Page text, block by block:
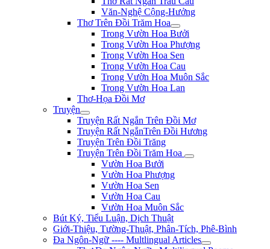
Văn-Nghệ Cộng-Hưởng
Thơ Trên Đồi Trăm Hoa
Trong Vườn Hoa Bưởi
Trong Vườn Hoa Phượng
Trong Vườn Hoa Sen
Trong Vườn Hoa Cau
Trong Vườn Hoa Muôn Sắc
Trong Vườn Hoa Lan
Thơ-Họa Đồi Mơ
Truyện
Truyện Rất Ngắn Trên Đồi Mơ
Truyện Rất NgắnTrên Đồi Hương
Truyện Trên Đồi Trăng
Truyện Trên Đồi Trăm Hoa
Vườn Hoa Bưởi
Vườn Hoa Phượng
Vườn Hoa Sen
Vườn Hoa Cau
Vườn Hoa Muôn Sắc
Bút Ký, Tiểu Luận, Dịch Thuật
Giới-Thiệu, Tường-Thuật, Phân-Tích, Phê-Bình
Đa Ngôn-Ngữ ---- Multlingual Articles